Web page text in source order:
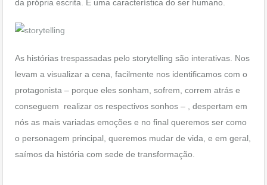
da própria escrita. É uma característica do ser humano.
As histórias trespassadas pelo storytelling são interativas. Nos
levam a visualizar a cena, facilmente nos identificamos com o
protagonista – porque eles sonham, sofrem, correm atrás e
conseguem realizar os respectivos sonhos – , despertam em
nós as mais variadas emoções e no final queremos ser como
o personagem principal, queremos mudar de vida, e em geral,
saímos da história com sede de transformação.